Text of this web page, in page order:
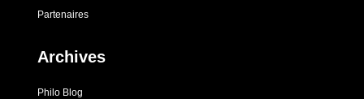
Partenaires
Archives
Philo Blog